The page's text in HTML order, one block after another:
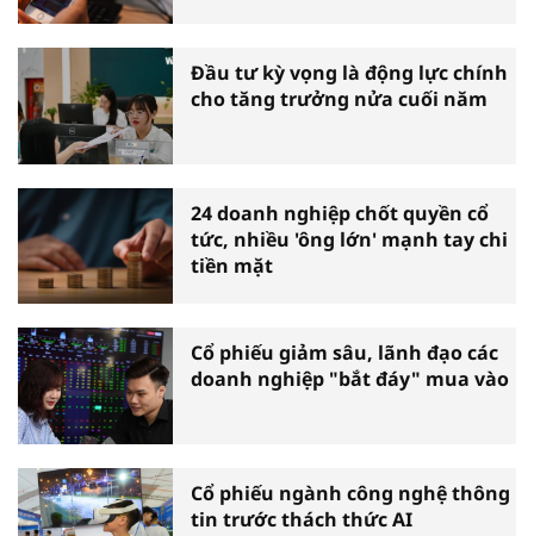
Đầu tư kỳ vọng là động lực chính
cho tăng trưởng nửa cuối năm
24 doanh nghiệp chốt quyền cổ
tức, nhiều 'ông lớn' mạnh tay chi
tiền mặt
Cổ phiếu giảm sâu, lãnh đạo các
doanh nghiệp "bắt đáy" mua vào
Cổ phiếu ngành công nghệ thông
tin trước thách thức AI